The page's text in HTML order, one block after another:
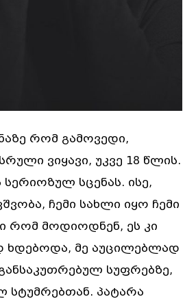
რომ გამოვედი,
ვიყავი, უკვე 18 წლის.
სერიოზულ სცენას. ისე,
ჩემი სახლი იყო ჩემი
რომ მოდიოდნენ, ეს კი
ხდებოდა, მე აუცილებლად
სუფრებზე,
სტუმრებთან. პატარა